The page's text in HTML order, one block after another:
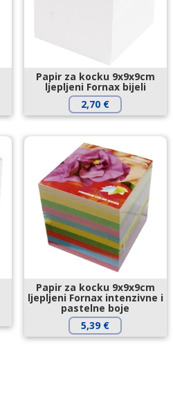
Papir za kocku 9x9x9cm
ljepljeni Fornax bijeli
2,70 €
Papir za kocku 9x9x9cm
ljepljeni Fornax intenzivne i
pastelne boje
5,39 €